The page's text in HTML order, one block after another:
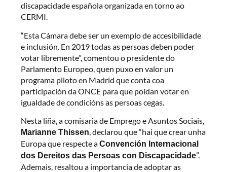
discapacidade española organizada en torno ao
CERMI.
“Esta Cámara debe ser un exemplo de accesibilidade
e inclusión. En 2019 todas as persoas deben poder
votar libremente”, comentou o presidente do
Parlamento Europeo, quen puxo en valor un
programa piloto en Madrid que conta coa
participación da ONCE para que poidan votar en
igualdade de condicións as persoas cegas.
Nesta liña, a comisaria de Emprego e Asuntos Sociais,
Marianne Thissen, declarou que “hai que crear unha
Europa que respecte aConvención Internacional
dos Dereitos das Persoas con Discapacidade”.
Ademais, resaltou a importancia de adoptar as